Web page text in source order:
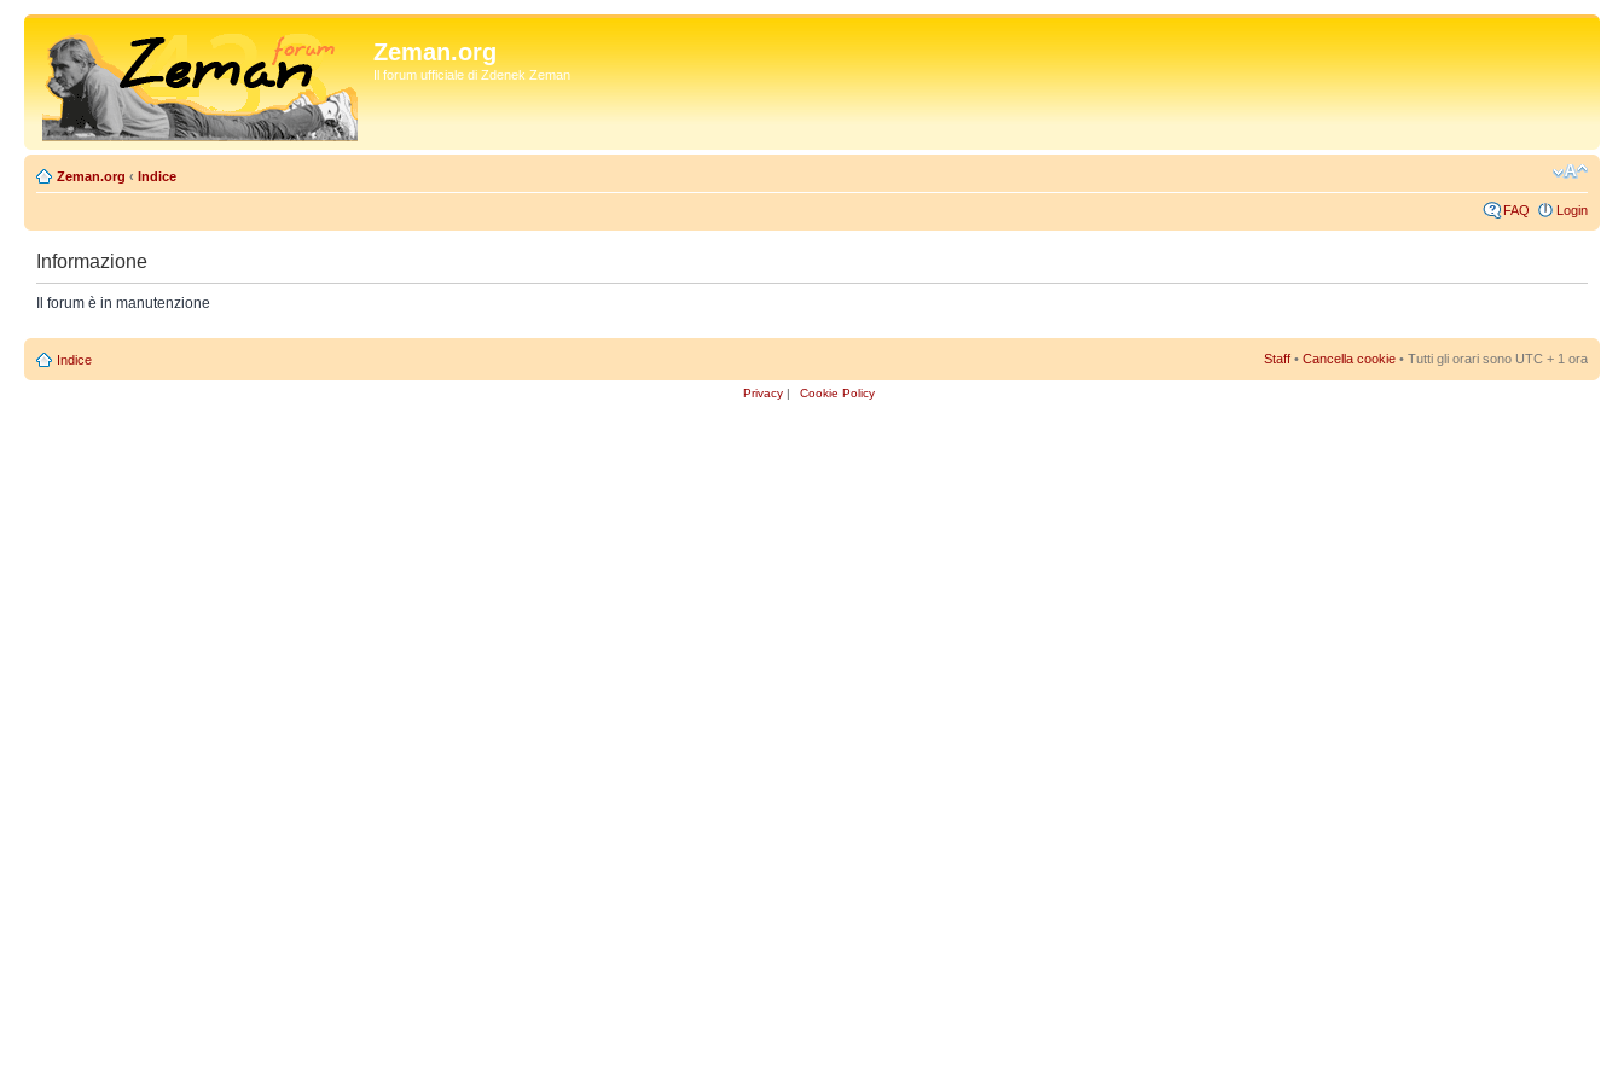
Zeman.org
Il forum ufficiale di Zdenek Zeman
Zeman.org ‹ Indice
FAQ Login
Informazione
Il forum è in manutenzione
Indice Staff • Cancella cookie • Tutti gli orari sono UTC + 1 ora
Privacy | Cookie Policy